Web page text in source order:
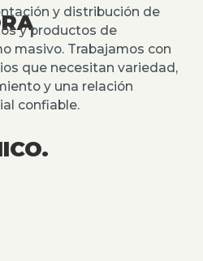
y distribución de
y productos de
masivo. Trabajamos con
que necesitan variedad,
y una relación
confiable.